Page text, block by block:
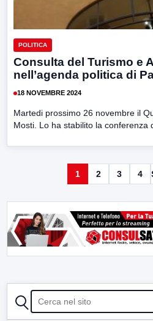
POLITICA
Consulta del Turismo e
nell’agenda politica di
18 NOVEMBRE 2024
Martedi prossimo 26 novembre il
Mosti. Lo ha stabilito la conferenza
1 2 3 4
CERCA